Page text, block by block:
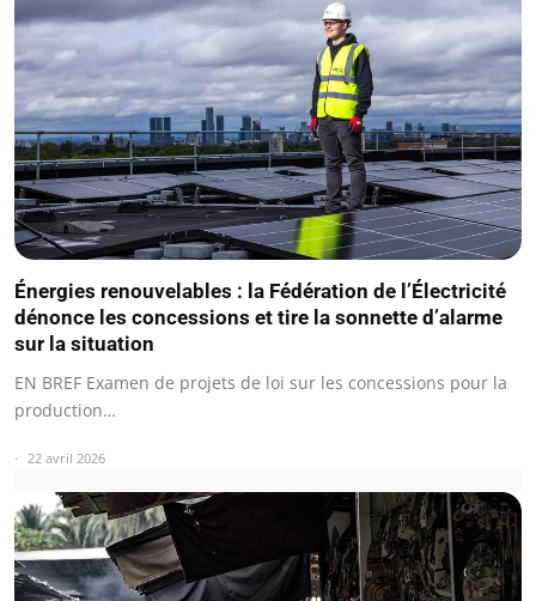
Énergies renouvelables : la Fédération de l’Électricité
dénonce les concessions et tire la sonnette d’alarme
sur la situation
EN BREF Examen de projets de loi sur les concessions pour la
production…
22 avril 2026